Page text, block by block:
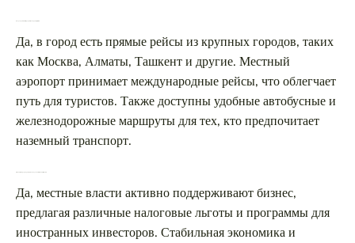
Да, в город есть прямые рейсы из крупных городов, таких
как Москва, Алматы, Ташкент и другие. Местный
аэропорт принимает международные рейсы, что облегчает
путь для туристов. Также доступны удобные автобусные и
железнодорожные маршруты для тех, кто предпочитает
наземный транспорт.
Да, местные власти активно поддерживают бизнес,
предлагая различные налоговые льготы и программы для
иностранных инвесторов. Стабильная экономика и